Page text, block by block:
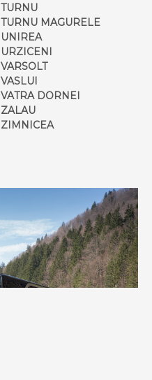
TURNU
TURNU MAGURELE
UNIREA
URZICENI
VARSOLT
VASLUI
VATRA DORNEI
ZALAU
ZIMNICEA